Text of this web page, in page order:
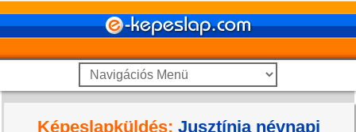
Képeslapküldés: Jusztínia névnapi